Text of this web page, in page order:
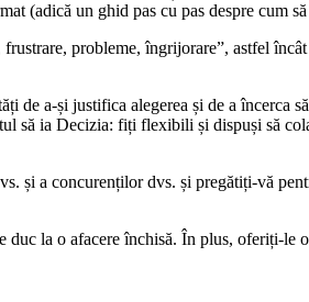
(adică un ghid pas cu pas despre cum
probleme, îngrijorare”, astfel
de a-și justifica alegerea și de a
să ia Decizia: fiți flexibili și dispuși să
și a concurenților dvs. și pregătiți-vă
la o afacere închisă. În plus, oferiți-le